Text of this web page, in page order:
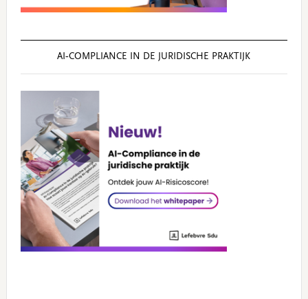
AI‑COMPLIANCE IN DE JURIDISCHE PRAKTIJK